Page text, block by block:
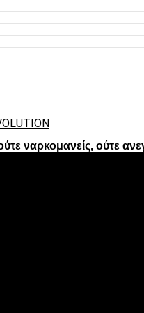
ναρκομανείς, ούτε